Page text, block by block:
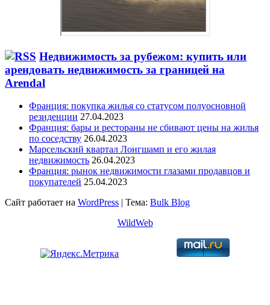
Недвижимость за рубежом: купить или
арендовать недвижимость за границей на
Arendal
Франция: покупка жилья со статусом полуосновной
резиденции 27.04.2023
Франция: бары и рестораны не сбивают цены на жилья
по соседству 26.04.2023
Марсельский квартал Лонгшамп и его жилая
недвижимость 26.04.2023
Франция: рынок недвижимости глазами продавцов и
покупателей 25.04.2023
Сайт работает на WordPress | Тема: Bulk Blog
WildWeb